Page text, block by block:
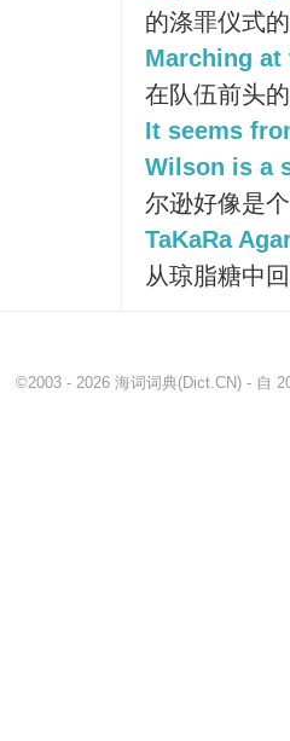
的涤罪仪式
Marching at
在队伍前头
It seems
Wilson is a
尔逊好像是
TaKaRa
从琼脂糖中
©2003 - 2026 海词词典(Dict.CN) - 自